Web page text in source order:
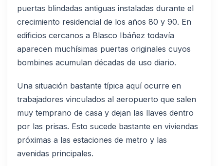
puertas blindadas antiguas instaladas durante el
crecimiento residencial de los años 80 y 90. En
edificios cercanos a Blasco Ibáñez todavía
aparecen muchísimas puertas originales cuyos
bombines acumulan décadas de uso diario.
Una situación bastante típica aquí ocurre en
trabajadores vinculados al aeropuerto que salen
muy temprano de casa y dejan las llaves dentro
por las prisas. Esto sucede bastante en viviendas
próximas a las estaciones de metro y las
avenidas principales.